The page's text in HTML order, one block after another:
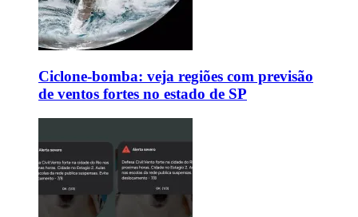
Ciclone-bomba: veja regiões com previsão
de ventos fortes no estado de SP